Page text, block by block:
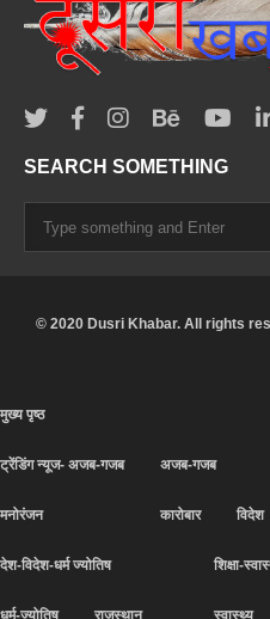
SEARCH SOMETHING
© 2020 Dusri Khabar. All rights
मुख्य पृष्ठ
ट्रेंडिंग न्यूज- अजब-गजब
मनोरंजन
अजब-गजब
कारोबार विदेश
देश-विदेश-धर्म ज्योतिष शिक्षा-